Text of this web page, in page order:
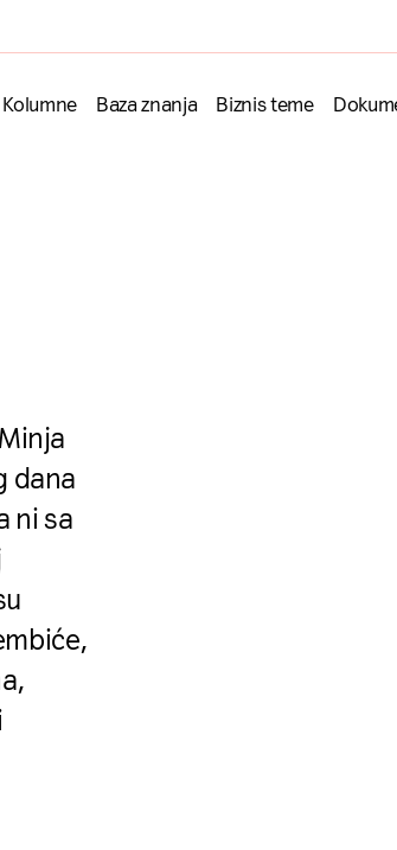
Kolumne Baza znanja Biznis teme
dana
ni sa